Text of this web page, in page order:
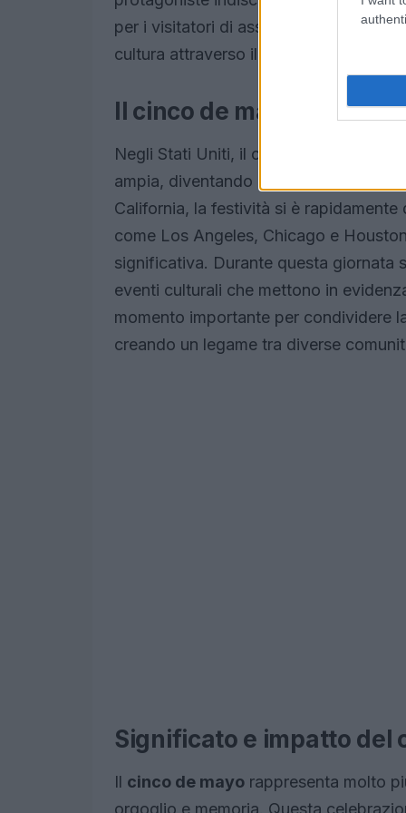
per i visitatori di assaporare i sapori
cultura attraverso il cibo.
Il cinco de mayo negli
Negli Stati Uniti, il cinque de mayo ha
ampia, diventando una celebrazione
California, la festività si è
come Los Angeles, Chicago e
significativa. Durante questa giornata
eventi culturali che mettono in
momento importante per condividere
creando un legame tra diverse
Significato e impatto del
Il cinco de mayo rappresenta molto